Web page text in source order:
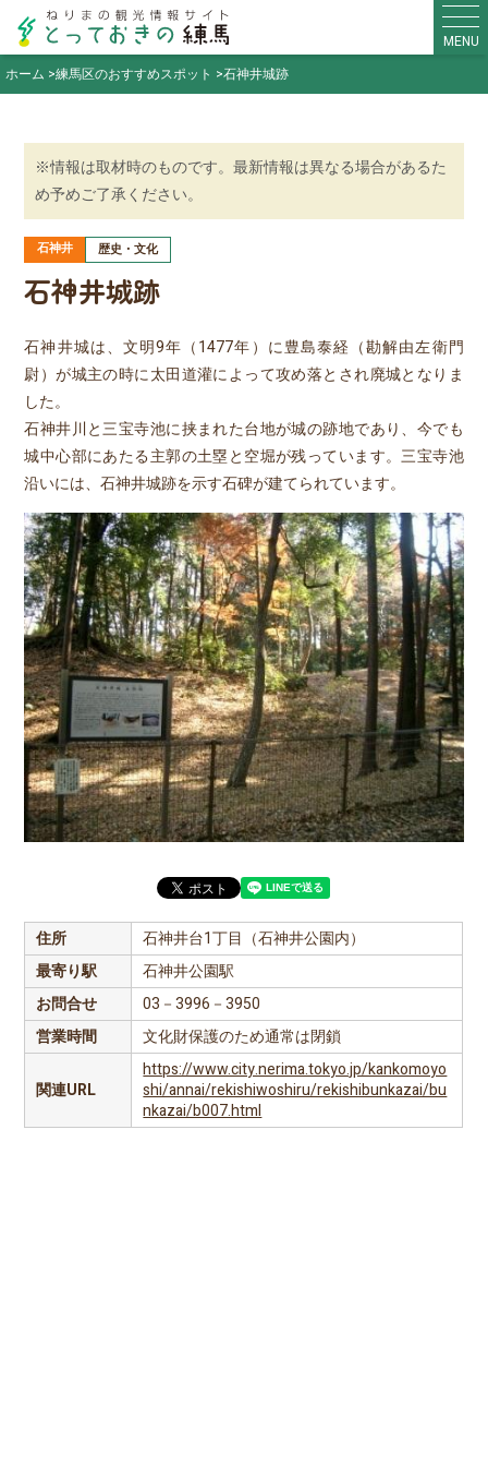
MENU
ホーム
練馬区のおすすめスポット 石神井城跡
※情報は取材時のものです。最新情報は異なる場合があるた
め予めご了承ください。
石神井 歴史・文化
石神井城跡
石神井城は、文明9年（1477年）に豊島泰経（勘解由左衛門
尉）が城主の時に太田道灌によって攻め落とされ廃城となりま
した。
石神井川と三宝寺池に挟まれた台地が城の跡地であり、今でも
城中心部にあたる主郭の土塁と空堀が残っています。三宝寺池
沿いには、石神井城跡を示す石碑が建てられています。
住所
石神井台1丁目（石神井公園内）
最寄り駅
石神井公園駅
お問合せ
03－3996－3950
営業時間
文化財保護のため通常は閉鎖
関連URL
https://www.city.nerima.tokyo.jp/kankomoyo
shi/annai/rekishiwoshiru/rekishibunkazai/bu
nkazai/b007.html